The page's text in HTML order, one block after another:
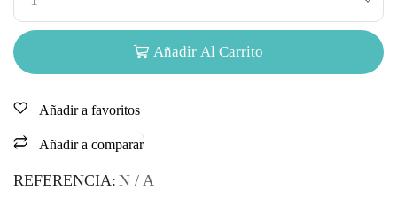
Añadir Al Carrito
Añadir a favoritos
Añadir a comparar
REFERENCIA: N / A